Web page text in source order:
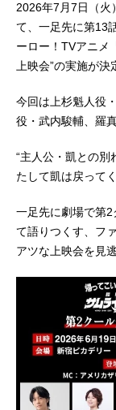
2026年7月7日（火
て、一足先に第13
ーロー！TVアニメ
上映会”の実施が決
今回は上杉魁人役
役・武内駿輔、羅
“主人公・凱との別
たして凱は戻って
一足先に劇場で第
て語りつくす、フ
アツな上映会を見